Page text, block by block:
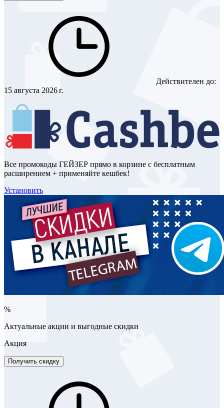
Действителен до:
15 августа 2026 г.
Все промокоды ГЕЙЗЕР прямо в корзине с бесплатным
расширением + применяйте кешбек!
Установить
%
Актуальные акции и выгодные скидки
Акция
Получить скидку